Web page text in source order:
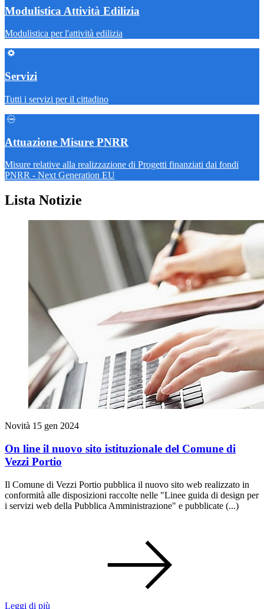
Modulistica Attività Edilizia
Modulistica per l'attività edilizia
Servizi
Tutti i servizi per il cittadino
Attuazione Misure PNRR
Misure relative alla realizzazione di Progetti finanziati dai fondi
PNRR - Next Generation EU
Lista Notizie
Novità 15 gen 2024
On line il nuovo sito istituzionale del Comune di
Vezzi Portio
Il Comune di Vezzi Portio pubblica il nuovo sito web realizzato in
conformità alle disposizioni raccolte nelle "Linee guida di design per
i servizi web della Pubblica Amministrazione" e pubblicate (...)
Leggi di più